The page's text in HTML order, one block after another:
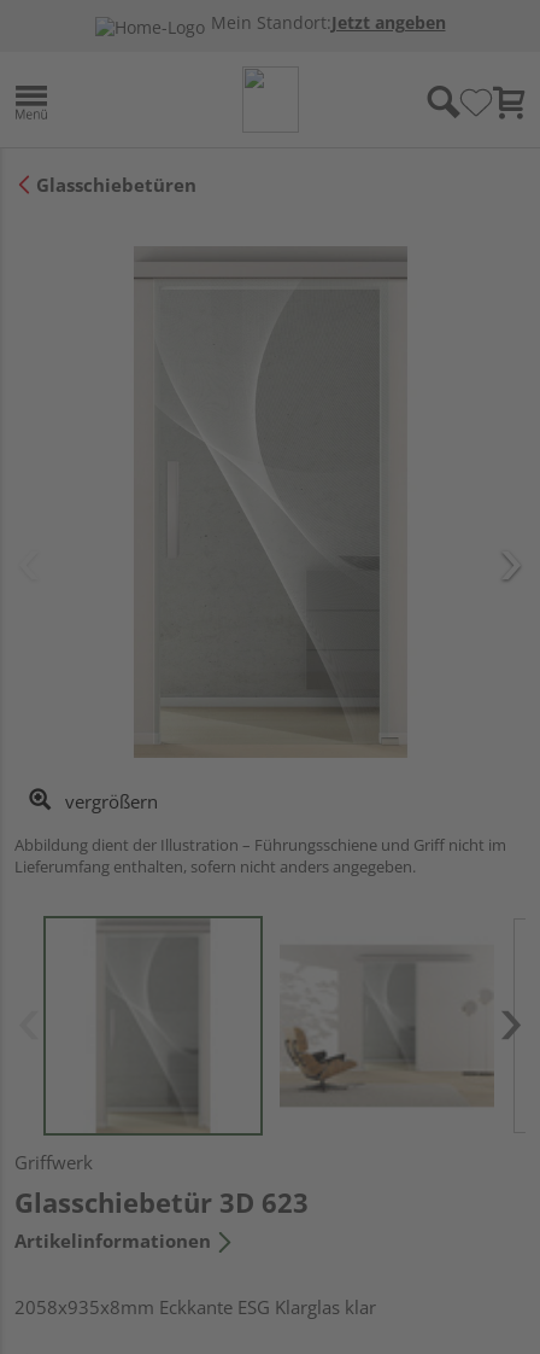
Mein Standort:Jetzt angeben
Glasschiebetüren
vergrößern
Abbildung dient der Illustration – Führungsschiene und Griff nicht im
Lieferumfang enthalten, sofern nicht anders angegeben.
Griffwerk
Glasschiebetür 3D 623
Artikelinformationen
2058x935x8mm Eckkante ESG Klarglas klar